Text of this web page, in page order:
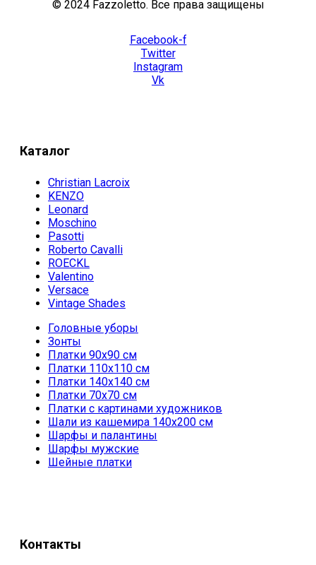
© 2024 Fazzoletto. Все права защищены
Facebook-f
Twitter
Instagram
Vk
Каталог
Christian Lacroix
KENZO
Leonard
Moschino
Pasotti
Roberto Cavalli
ROECKL
Valentino
Versace
Vintage Shades
Головные уборы
Зонты
Платки 90х90 см
Платки 110х110 см
Платки 140х140 см
Платки 70х70 см
Платки с картинами художников
Шали из кашемира 140х200 см
Шарфы и палантины
Шарфы мужские
Шейные платки
Контакты